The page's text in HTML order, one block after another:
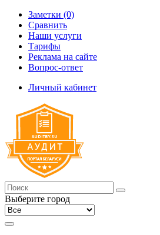
Заметки (0)
Сравнить
Наши услуги
Тарифы
Реклама на сайте
Вопрос-ответ
Личный кабинет
Выберите город